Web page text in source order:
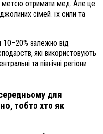
метою отримати мед. Але це
сімей, їх сили та
10–20% залежно від
які використовують
та північні регіони
для
тобто хто як